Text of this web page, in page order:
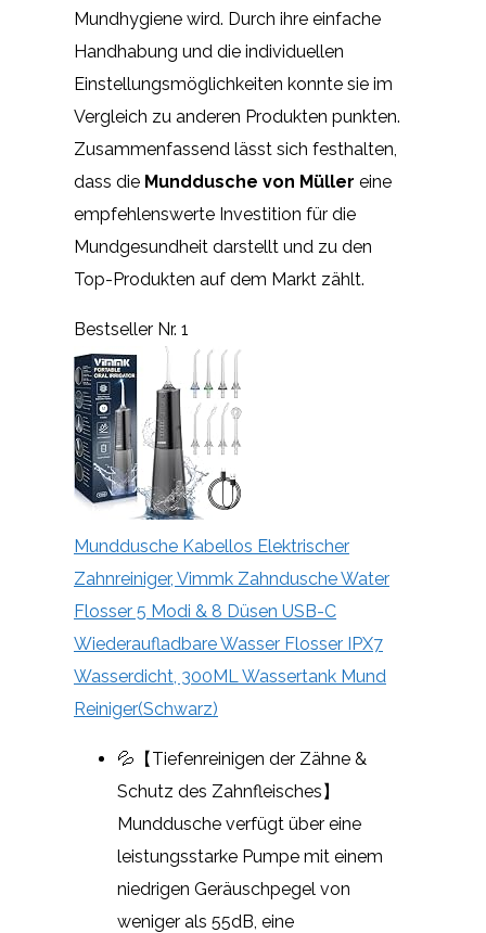
Mundhygiene wird. Durch ihre einfache
Handhabung und die individuellen
Einstellungsmöglichkeiten konnte sie im
Vergleich zu anderen Produkten punkten.
Zusammenfassend lässt sich festhalten,
dass die Munddusche von Müller eine
empfehlenswerte Investition für die
Mundgesundheit darstellt und zu den
Top-Produkten auf dem Markt zählt.
Bestseller Nr. 1
Munddusche Kabellos Elektrischer
Zahnreiniger, Vimmk Zahndusche Water
Flosser 5 Modi & 8 Düsen USB-C
Wiederaufladbare Wasser Flosser IPX7
Wasserdicht, 300ML Wassertank Mund
Reiniger(Schwarz)
💦【Tiefenreinigen der Zähne &
Schutz des Zahnfleisches】
Munddusche verfügt über eine
leistungsstarke Pumpe mit einem
niedrigen Geräuschpegel von
weniger als 55dB, eine